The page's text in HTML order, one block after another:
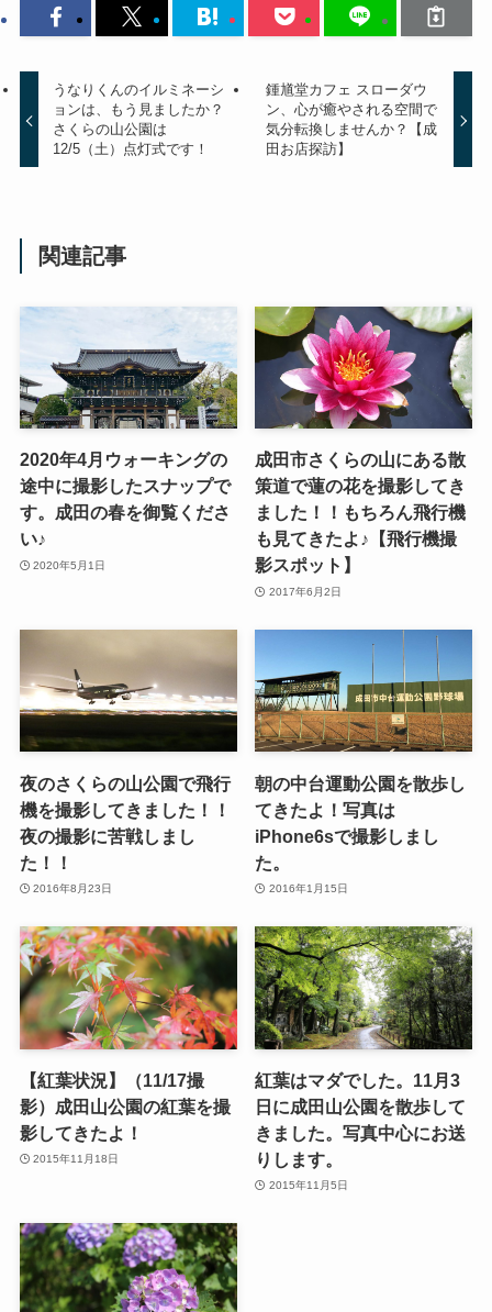
うなりくんのイルミネーシ
ョンは、もう見ましたか？
さくらの山公園は
12/5（土）点灯式です！
鍾馗堂カフェ スローダウ
ン、心が癒やされる空間で
気分転換しませんか？【成
田お店探訪】
関連記事
2020年4月ウォーキングの
途中に撮影したスナップで
す。成田の春を御覧くださ
い♪
2020年5月1日
成田市さくらの山にある散
策道で蓮の花を撮影してき
ました！！もちろん飛行機
も見てきたよ♪【飛行機撮
影スポット】
2017年6月2日
夜のさくらの山公園で飛行
機を撮影してきました！！
夜の撮影に苦戦しまし
た！！
2016年8月23日
朝の中台運動公園を散歩し
てきたよ！写真は
iPhone6sで撮影しまし
た。
2016年1月15日
【紅葉状況】（11/17撮
影）成田山公園の紅葉を撮
影してきたよ！
2015年11月18日
紅葉はマダでした。11月3
日に成田山公園を散歩して
きました。写真中心にお送
りします。
2015年11月5日